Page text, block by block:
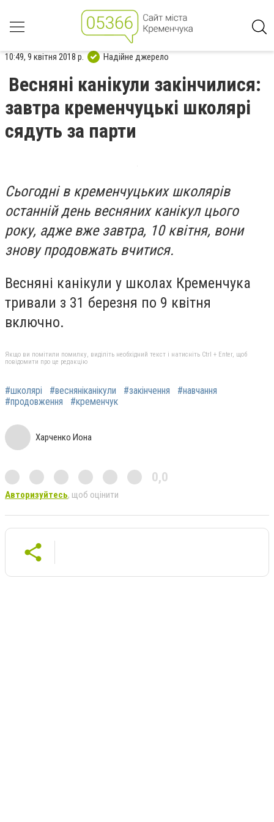
10:49, 9 квітня 2018 р. Надійне джерело
Весняні канікули закінчилися:
завтра кременчуцькі школярі
сядуть за парти
Сьогодні в кременчуцьких школярів
останній день весняних канікул цього
року, адже вже завтра, 10 квітня, вони
знову продовжать вчитися.
Весняні канікули у школах Кременчука
тривали з 31 березня по 9 квітня
включно.
Якщо ви помітили помилку, виділіть необхідний текст і натисніть Ctrl + Enter, щоб
повідомити про це редакцію
#школярі #весняніканікули #закінчення
#навчання
#продовження
#кременчук
Харченко Иона
0,0
Авторизуйтесь, щоб оцінити